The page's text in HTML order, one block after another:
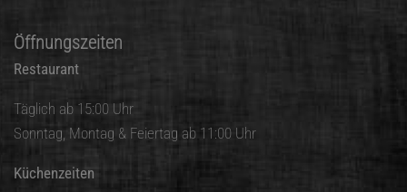
Öffnungszeiten
Restaurant
Täglich ab 15:00 Uhr
Sonntag, Montag & Feiertag ab 11:00 Uhr
Küchenzeiten